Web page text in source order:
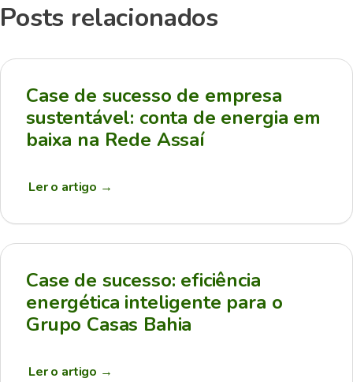
Posts relacionados
Case de sucesso de empresa
sustentável: conta de energia em
baixa na Rede Assaí
Ler o artigo →
Case de sucesso: eficiência
energética inteligente para o
Grupo Casas Bahia
Ler o artigo →